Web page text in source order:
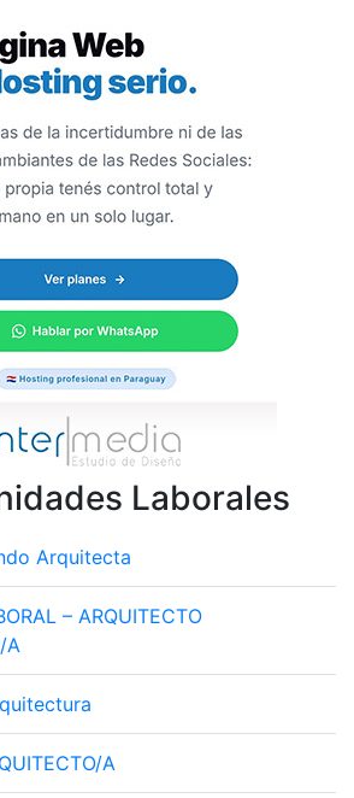
Laborales
Arquitecta
– ARQUITECTO
A
A